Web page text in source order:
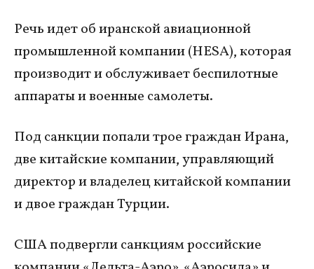
Речь идет об иранской авиационной
промышленной компании (HESA), которая
производит и обслуживает беспилотные
аппараты и военные самолеты.
Под санкции попали трое граждан Ирана,
две китайские компании, управляющий
директор и владелец китайской компании
и двое граждан Турции.
США подвергли санкциям российские